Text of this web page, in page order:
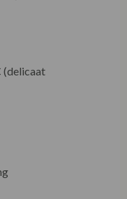
vrouwelijkheid,
De Betty
van: een jurk
meebeweegt
garderobe.
duurzame